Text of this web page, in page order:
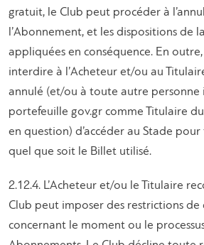
gratuit, le Club peut procéder à
l’Abonnement, et les dispositions de
appliquées en conséquence. En
interdire à l’Acheteur et/ou au
annulé (et/ou à toute autre personne
portefeuille gov.gr comme Titulaire
en question) d’accéder au Stade
quel que soit le Billet utilisé.
2.12.4. L’Acheteur et/ou le Titulaire
Club peut imposer des restrictions de
concernant le moment ou le